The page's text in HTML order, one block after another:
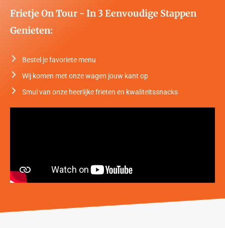
Frietje On Tour - In 3 Eenvoudige Stappen
Genieten:
Bestel je favoriete menu
Wij komen met onze wagen jouw kant op
Smul van onze heerlijke frieten en kwaliteitssnacks